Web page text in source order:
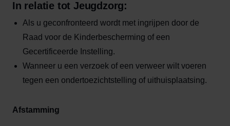
In relatie tot Jeugdzorg:
Als u geconfronteerd wordt met ingrijpen door de
Raad voor de Kinderbescherming of een
Gecertificeerde Instelling.
Wanneer u een verzoek of een verweer wilt voeren
tegen een ondertoezichtstelling of uithuisplaatsing.
Afstamming